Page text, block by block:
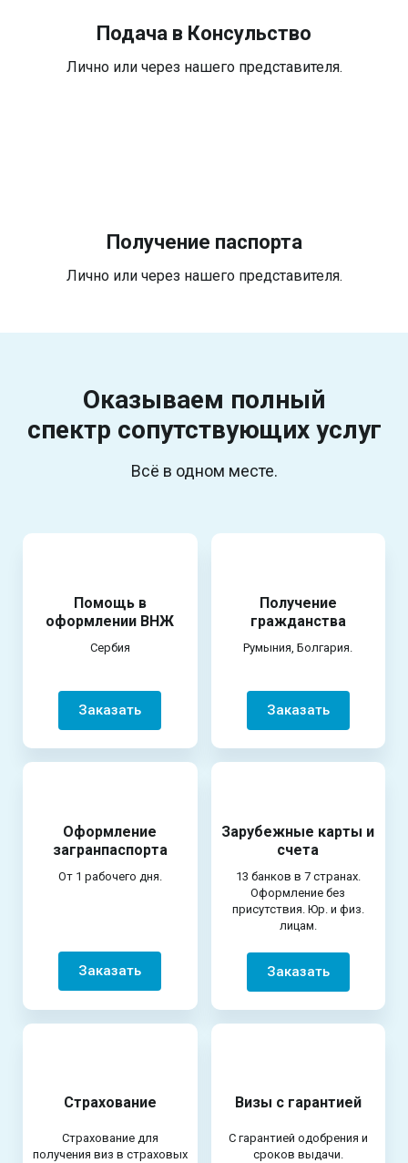
Подача в Консульство
Лично или через нашего представителя.
Получение паспорта
Лично или через нашего представителя.
Оказываем полный
спектр сопутствующих услуг
Всё в одном месте.
Помощь в
оформлении ВНЖ
Сербия
Заказать
Получение
гражданства
Румыния, Болгария.
Заказать
Оформление
загранпаспорта
От 1 рабочего дня.
Заказать
Зарубежные карты и
счета
13 банков в 7 странах.
Оформление без
присутствия. Юр. и физ.
лицам.
Заказать
Страхование
Страхование для
получения виз в страховых
Визы с гарантией
С гарантией одобрения и
сроков выдачи.